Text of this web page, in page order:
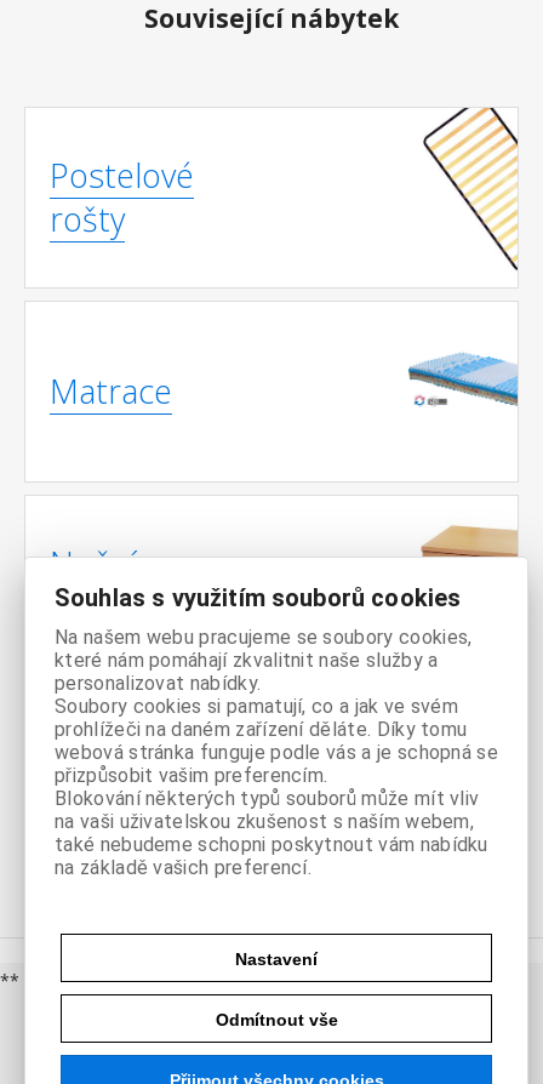
Související nábytek
Postelové
rošty
Matrace
Noční
stolky
Komody
** cena doporučená dodavatelem
Souhlas s využitím souborů cookies
Na našem webu pracujeme se soubory cookies,
které nám pomáhají zkvalitnit naše služby a
personalizovat nabídky.
Soubory cookies si pamatují, co a jak ve svém
prohlížeči na daném zařízení děláte. Díky tomu
webová stránka funguje podle vás a je schopná se
přizpůsobit vašim preferencím.
Blokování některých typů souborů může mít vliv
na vaši uživatelskou zkušenost s naším webem,
také nebudeme schopni poskytnout vám nabídku
na základě vašich preferencí.
Nastavení
Odmítnout vše